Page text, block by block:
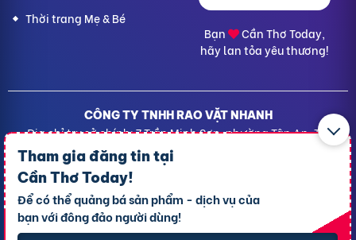
Tham gia đăng tin tại
Cần Thơ Today!
Để có thể quảng bá sản phẩm - dịch vụ của
bạn với đông đảo người dùng!
Thời trang Mẹ & Bé
Bạn
Cần Thơ Today,
hãy lan tỏa yêu thương!
CÔNG TY TNHH RAO VẶT NHANH
Địa chỉ trụ sở chính: 7 Trần Minh Sơn, phường Tân An, TP.
Cần Thơ
Giấy CNĐKDN: 1801717351 – Ngày cấp: 24/01/2022 - Cơ
quan cấp: Phòng Đăng ký kinh doanh – Sở kế hoạch và
Đầu tư TP. Cần Thơ
Liên hệ hỗ trợ- Hotline: